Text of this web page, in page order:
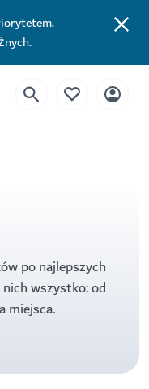
.
po najlepszych
wszystko: od
miejsca.